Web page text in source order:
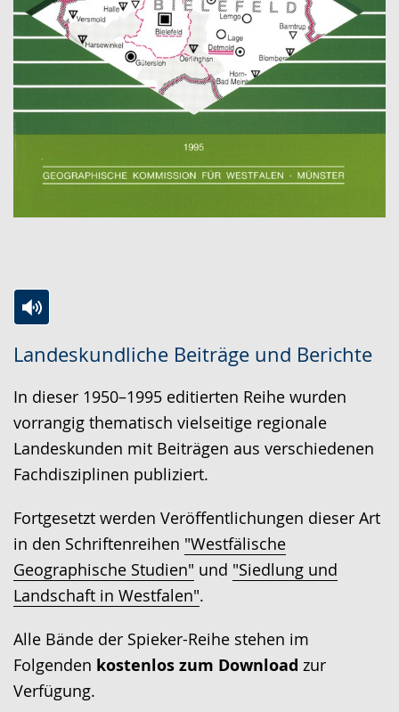
Landeskundliche Beiträge und Berichte
Leichten
Sprache
wechseln.
Audio-
Unterstützung.
Video
in
Deutscher
Gebärdensprache
wird
In dieser 1950–1995 editierten Reihe wurden
vorrangig thematisch vielseitige regionale
Landeskunden mit Beiträgen aus verschiedenen
Fachdisziplinen publiziert.
Fortgesetzt werden Veröffentlichungen dieser Art
in den Schriftenreihen "Westfälische
Geographische Studien" und "Siedlung und
Landschaft in Westfalen".
Alle Bände der Spieker-Reihe stehen im
Folgenden kostenlos zum Download zur
Verfügung.